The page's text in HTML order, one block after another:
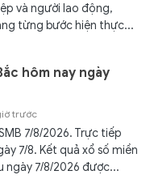
và người lao động,
từng bước hiện thực...
hôm nay ngày
trước
7/8/2026. Trực tiếp
7/8. Kết quả xổ số miền
ngày 7/8/2026 được...